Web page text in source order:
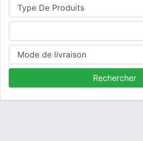
Où cherchez-vous un producteur ?
Type de produits
Produits
Mode de livraison
Rechercher